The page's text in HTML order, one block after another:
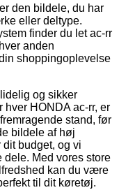
den bildele, du har
eller deltype.
finder du let ac-rr
anden
shoppingoplevelse
og sikker
hver HONDA ac-rr, er
stand, før
bildele af høj
dit budget, og vi
Med vores store
kan du være
til dit køretøj.